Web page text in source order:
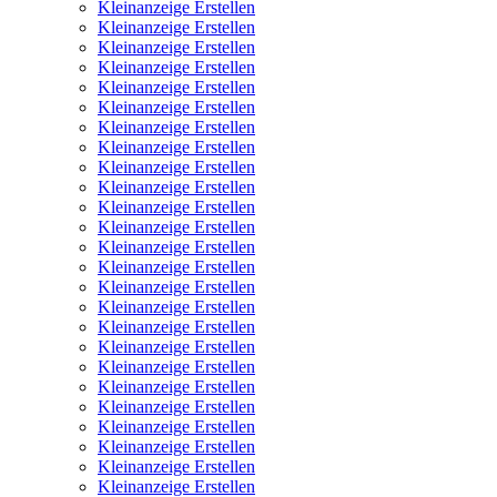
Kleinanzeige Erstellen
Kleinanzeige Erstellen
Kleinanzeige Erstellen
Kleinanzeige Erstellen
Kleinanzeige Erstellen
Kleinanzeige Erstellen
Kleinanzeige Erstellen
Kleinanzeige Erstellen
Kleinanzeige Erstellen
Kleinanzeige Erstellen
Kleinanzeige Erstellen
Kleinanzeige Erstellen
Kleinanzeige Erstellen
Kleinanzeige Erstellen
Kleinanzeige Erstellen
Kleinanzeige Erstellen
Kleinanzeige Erstellen
Kleinanzeige Erstellen
Kleinanzeige Erstellen
Kleinanzeige Erstellen
Kleinanzeige Erstellen
Kleinanzeige Erstellen
Kleinanzeige Erstellen
Kleinanzeige Erstellen
Kleinanzeige Erstellen